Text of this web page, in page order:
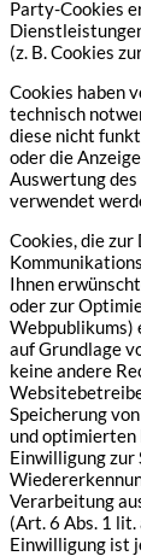
Party-Cookies
(z. B. Cookies
Cookies haben
technisch
diese nicht
oder die
Auswertung
verwendet
Cookies, die
Ihnen
oder zur
Webpublikums)
auf Grundlage
keine andere
Speicherung
und optimierten
Einwilligung zur
Verarbeitung
(Art. 6 Abs. 1 lit.
Einwilligung ist